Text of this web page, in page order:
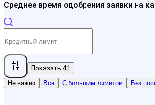
Показать 41
Не важно Все С большим лимитом Без
Среднее время одобрения заявки на